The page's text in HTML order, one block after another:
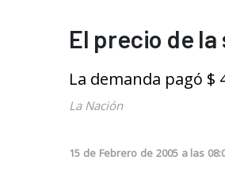
El precio de la
La demanda pagó $
La Nación
15 de Febrero de 2005 a las